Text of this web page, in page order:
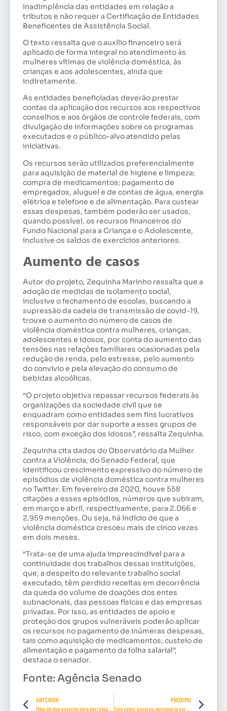
inadimplência das entidades em relação a
tributos e não requer a Certificação de Entidades
Beneficentes de Assistência Social.
O texto ressalta que o auxílio financeiro será
aplicado de forma integral no atendimento às
mulheres vítimas de violência doméstica, às
crianças e aos adolescentes, ainda que
indiretamente.
As entidades beneficiadas deverão prestar
contas da aplicação dos recursos aos respectivos
conselhos e aos órgãos de controle federais, com
divulgação de informações sobre os programas
executados e o público-alvo atendido pelas
iniciativas.
Os recursos serão utilizados preferencialmente
para aquisição de material de higiene e limpeza;
compra de medicamentos; pagamento de
empregados, aluguel e de contas de água, energia
elétrica e telefone e de alimentação. Para custear
essas despesas, também poderão ser usados,
quando possível, os recursos financeiros do
Fundo Nacional para a Criança e o Adolescente,
inclusive os saldos de exercícios anteriores.
Aumento de casos
Autor do projeto, Zequinha Marinho ressalta que a
adoção de medidas de isolamento social,
inclusive o fechamento de escolas, buscando a
supressão da cadeia de transmissão de covid-19,
trouxe o aumento do número de casos de
violência doméstica contra mulheres, crianças,
adolescentes e idosos, por conta do aumento das
tensões nas relações familiares ocasionadas pela
redução de renda, pelo estresse, pelo aumento
do convívio e pela elevação do consumo de
bebidas alcoólicas.
“O projeto objetiva repassar recursos federais às
organizações da sociedade civil que se
enquadram como entidades sem fins lucrativos
responsáveis por dar suporte a esses grupos de
risco, com exceção dos idosos”, ressalta Zequinha.
Zequinha cita dados do Observatório da Mulher
contra a Violência, do Senado Federal, que
identificou crescimento expressivo do número de
episódios de violência doméstica contra mulheres
no Twitter. Em fevereiro de 2020, houve 558
citações a esses episódios, números que subiram,
em março e abril, respectivamente, para 2.066 e
2.959 menções. Ou seja, há indício de que a
violência doméstica cresceu mais de cinco vezes
em dois meses.
“Trata-se de uma ajuda imprescindível para a
continuidade dos trabalhos dessas instituições,
que, a despeito do relevante trabalho social
executado, têm perdido receitas em decorrência
da queda do volume de doações dos entes
subnacionais, das pessoas físicas e das empresas
privadas. Por isso, as entidades de apoio e
proteção dos grupos vulneráveis poderão aplicar
os recursos no pagamento de inúmeras despesas,
tais como aquisição de medicamentos, custeio de
alimentação e pagamento da folha salarial”,
destaca o senador.
Fonte: Agência Senado
ANTERIOR PRÓXIMO
Com vetos, governo sanciona programa para manter empregos durante pandemia